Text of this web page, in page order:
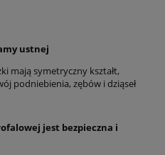
ustnej
mają symetryczny kształt,
podniebienia, zębów i dziąseł
jest bezpieczna i